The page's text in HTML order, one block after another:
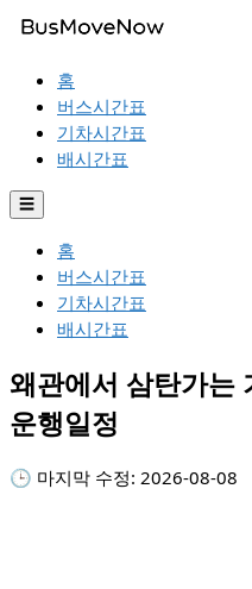
홈
버스시간표
기차시간표
배시간표
☰
홈
버스시간표
기차시간표
배시간표
왜관에서 삼탄가는
운행일정
🕒 마지막 수정: 2026-08-08